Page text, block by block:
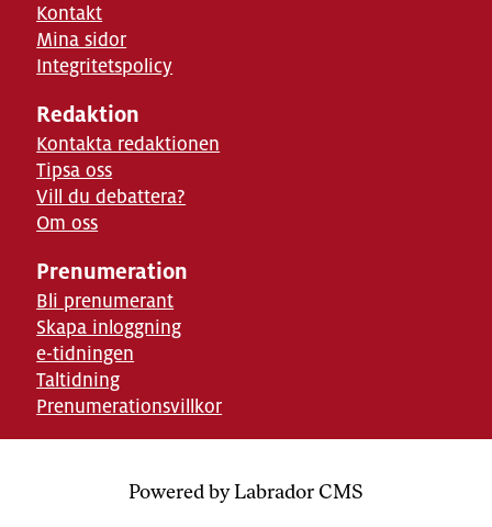
Kontakt
Mina sidor
Integritetspolicy
Redaktion
Kontakta redaktionen
Tipsa oss
Vill du debattera?
Om oss
Prenumeration
Bli prenumerant
Skapa inloggning
e-tidningen
Taltidning
Prenumerationsvillkor
Powered by Labrador CMS